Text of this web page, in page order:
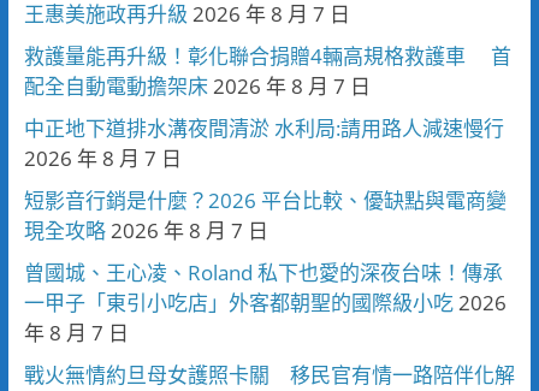
王惠美施政再升級 2026 年 8 月 7 日
救護量能再升級！彰化聯合捐贈4輛高規格救護車 首
配全自動電動擔架床2026 年 8 月 7 日
中正地下道排水溝夜間清淤 水利局:請用路人減速慢行
2026 年 8 月 7 日
短影音行銷是什麼？2026 平台比較、優缺點與電商變
現全攻略2026 年 8 月 7 日
曾國城、王心凌、Roland 私下也愛的深夜台味！傳承
一甲子「東引小吃店」外客都朝聖的國際級小吃2026
年 8 月 7 日
戰火無情約旦母女護照卡關 移民官有情一路陪伴化解